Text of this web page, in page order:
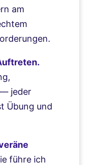
am
— jeder
Übung und
führe ich